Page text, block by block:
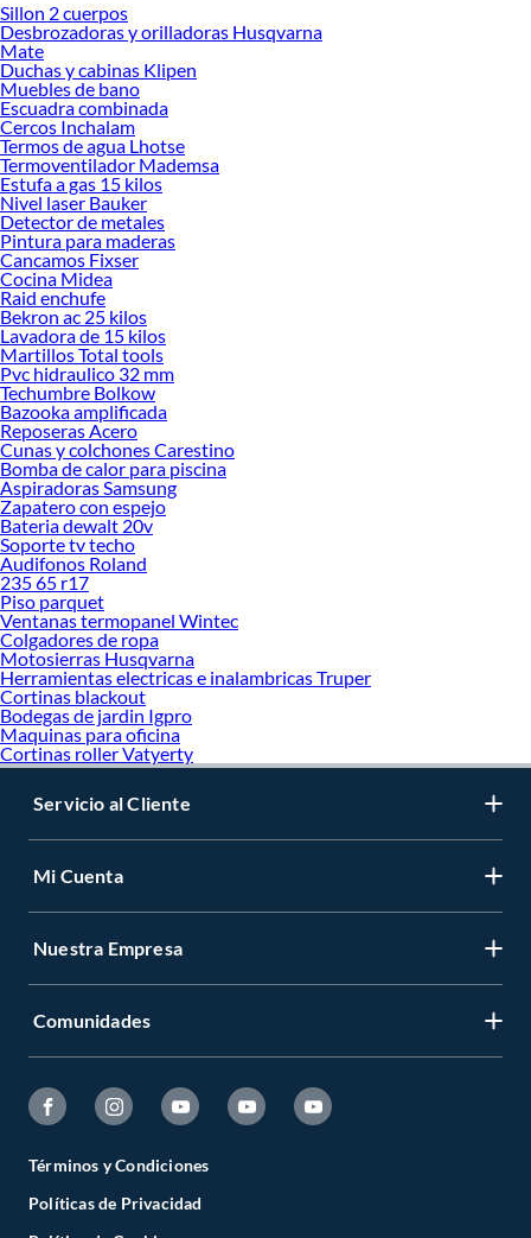
Desde remodelaciones hasta proyectos de decoración, estamos aquí para hacer
tus ideas realidad. ¡Visítanos y encuentra todo lo que tenemos para ofrecerte en
Bloqueadores de humedad!
Explora la variedad de productos de Bloqueadores de humedad en
Sodimac
Herramientas, materiales y accesorios de calidad para tus proyectos y
renovación de espacios. ¡Visítanos y descubre todo lo que tenemos para
ofrecerte!
Encuentra una amplia variedad de productos de Bloqueadores de humedad en
Sodimac. Encuentra todo lo necesario para tus proyectos de renovación y
decoración. ¡Visítanos y haz tus ideas realidad!
Sillon 2 cuerpos
Desbrozadoras y orilladoras Husqvarna
Mate
Duchas y cabinas Klipen
Muebles de bano
Escuadra combinada
Cercos Inchalam
Termos de agua Lhotse
Termoventilador Mademsa
Estufa a gas 15 kilos
Nivel laser Bauker
Detector de metales
Pintura para maderas
Cancamos Fixser
Cocina Midea
Raid enchufe
Bekron ac 25 kilos
Lavadora de 15 kilos
Martillos Total tools
Pvc hidraulico 32 mm
Techumbre Bolkow
Bazooka amplificada
Reposeras Acero
Cunas y colchones Carestino
Bomba de calor para piscina
Aspiradoras Samsung
Zapatero con espejo
Bateria dewalt 20v
Soporte tv techo
Audifonos Roland
235 65 r17
Piso parquet
Ventanas termopanel Wintec
Colgadores de ropa
Motosierras Husqvarna
Herramientas electricas e inalambricas Truper
Cortinas blackout
Bodegas de jardin Igpro
Maquinas para oficina
Cortinas roller Vatyerty
Servicio al Cliente
Mi Cuenta
Nuestra Empresa
Comunidades
Términos y Condiciones
Políticas de Privacidad